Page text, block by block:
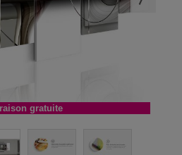
gratuite